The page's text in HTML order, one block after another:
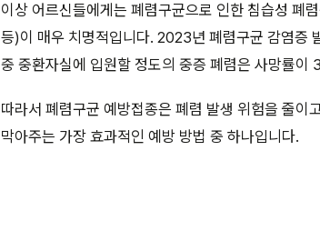
이상 어르신들에게는 폐렴구균으로 인한 침습성 폐
등)이 매우 치명적입니다. 2023년 폐렴구균 감염증
중 중환자실에 입원할 정도의 중증 폐렴은 사망률
따라서 폐렴구균 예방접종은 폐렴 발생 위험을 줄이
막아주는 가장 효과적인 예방 방법 중 하나입니다.